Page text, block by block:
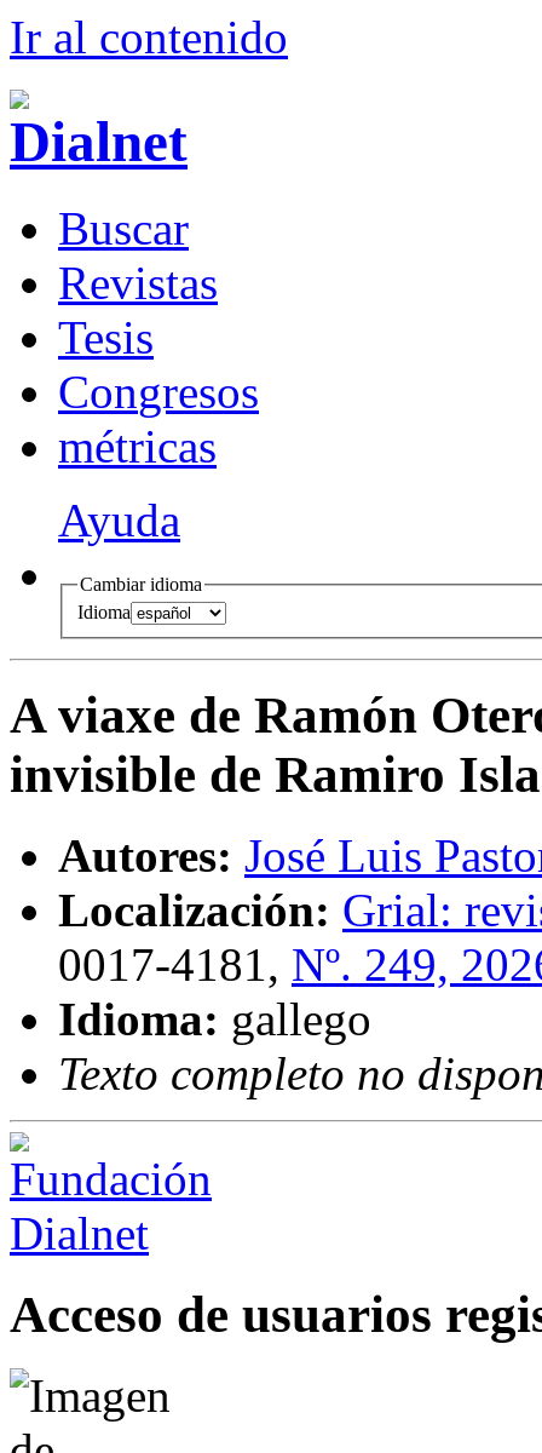
Ir al contenido
Buscar
Revistas
Tesis
Congresos
métricas
Ayuda
Cambiar idioma
Idioma
A viaxe de Ramón
invisible de Ramiro
Autores: José Luis
Localización: Grial:
0017-4181, Nº. 249,
Idioma: gallego
Texto completo no
Acceso de usuarios